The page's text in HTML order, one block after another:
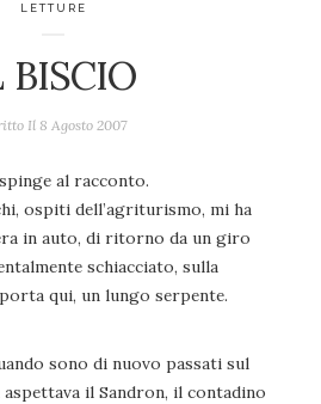
LETTURE
BISCIO
Il 8 Agosto 2007
al racconto.
ospiti dell’agriturismo, mi ha
in auto, di ritorno da un giro
schiacciato, sulla
qui, un lungo serpente.
sono di nuovo passati sul
il Sandron, il contadino